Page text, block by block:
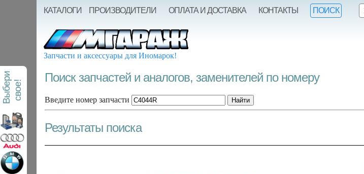
В
ы
б
е
р
и
с
в
о
е!
КАТАЛОГИ ПРОИЗВОДИТЕЛИ ОПЛАТА И ДОСТАВКА КОНТАКТЫ ПОИСК
Запчасти и аксессуары для Иномарок!
Поиск запчастей и аналогов, заменителей по номеру
Введите номер запчасти
Результаты поиска